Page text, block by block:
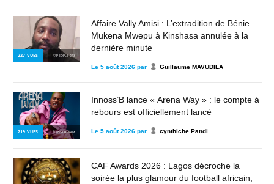
227 VUES © PEOPLE 243
Affaire Vally Amisi : L’extradition de Bénie
Mukena Mwepu à Kinshasa annulée à la
dernière minute
Le 5 août 2026 par Guillaume MAVUDILA
219 VUES © INSTAGRAM
Innoss’B lance « Arena Way » : le compte à
rebours est officiellement lancé
Le 5 août 2026 par cynthiche Pandi
CAF Awards 2026 : Lagos décroche la
soirée la plus glamour du football africain,